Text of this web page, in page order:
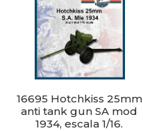
16695 Hotchkiss 25mm
anti tank gun SA mod
1934, escala 1/16.